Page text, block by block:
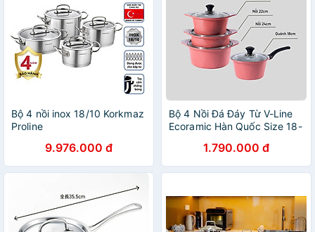
Bộ 4 nồi inox 18/10 Korkmaz
Proline
9.976.000 đ
Bộ 4 Nồi Đá Đáy Từ V-Line
Ecoramic Hàn Quốc Size 18-
Khối | Cam Kết Chính Hãng
1.790.000 đ